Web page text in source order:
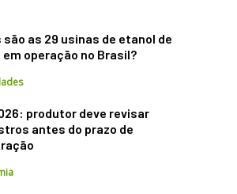
são as 29 usinas de etanol de
em operação no Brasil?
produtor deve revisar
antes do prazo de